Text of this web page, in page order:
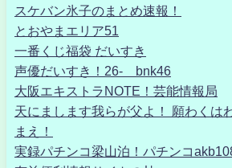
スケバン氷子のまとめ速報！
とおやまエリア51
一番くじ福袋 だいすき
声優だいすき！26- bnk46
大阪エキストラNOTE！芸能情報局
天にまします我らが父よ！ 願わくは
まえ！
実録パチンコ梁山泊！パチンコ